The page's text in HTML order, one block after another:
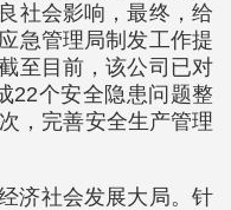
社会影响，最终，给
急管理局制发工作提
至目前，该公司已对
22个安全隐患问题整
，完善安全生产管理
济社会发展大局。针